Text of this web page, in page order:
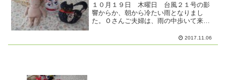
１０月１９日 木曜日 台風２１号の影
響からか、朝から冷たい雨となりまし
た。Ｏさんご夫婦は、雨の中歩いて来ら
の庭に咲いた菊の花を差し上げたいと、
持ってきてくれました。今日Ｋさんご夫
2017.11.06